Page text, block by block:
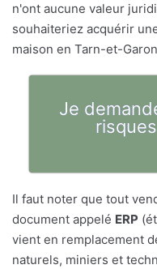
n'ont aucune valeur
souhaiteriez acquérir
maison en Tarn-et-
Je
Il faut noter que tout
document appelé ERP
vient en remplacement
naturels, miniers et